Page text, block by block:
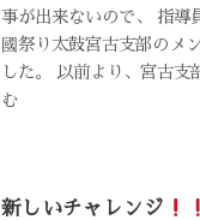
事が出来ないので、 指導
國祭り太鼓宮古支部のメ
した。 以前より、宮古
む
新しいチャレンジ